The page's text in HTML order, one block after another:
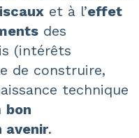
et à l’effet
des
(intérêts
de construire,
technique
bon
avenir.